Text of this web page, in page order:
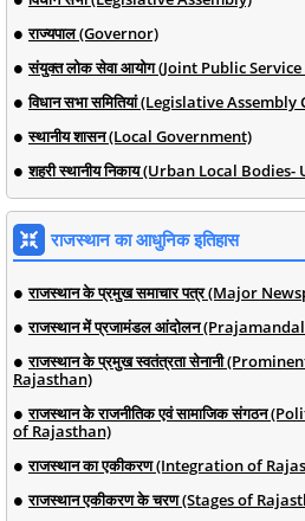
राज्यपाल (Governor)
संयुक्त लोक सेवा आयोग (Joint Public
विधान सभा समितियां (Legislative
स्थानीय शासन (Local Government)
शहरी स्थानीय निकाय (Urban Local Bodies-
राजस्थान का आधुनिक इतिहास
राजस्थान के प्रमुख समाचार पत्र (Major
राजस्थान में प्रजामंडल आंदोलन
राजस्थान के प्रमुख स्वतंत्रता सेनानी
Rajasthan)
राजस्थान के राजनीतिक एवं सामाजिक संगठन
of Rajasthan)
राजस्थान का एकीकरण (Integration of
राजस्थान एकीकरण के चरण (Stages of